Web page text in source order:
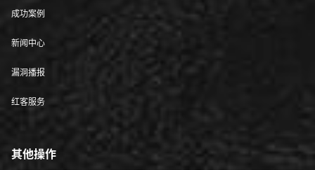
成功案例
新闻中心
漏洞播报
红客服务
其他操作